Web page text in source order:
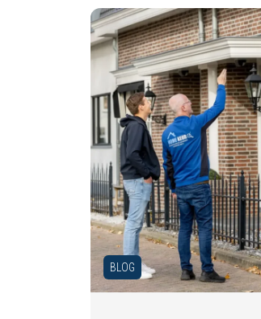
BLOG